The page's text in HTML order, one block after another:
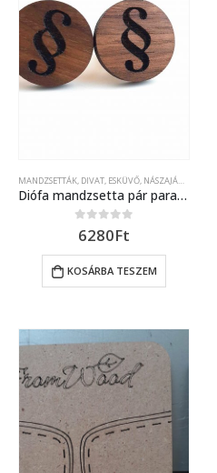
MANDZSETTÁK, DIVAT, ESKÜVŐ, NÁSZAJÁNDÉK
Diófa mandzsetta pár paragrafus jellel díszítve
0out of 5
6280Ft
KOSÁRBA TESZEM